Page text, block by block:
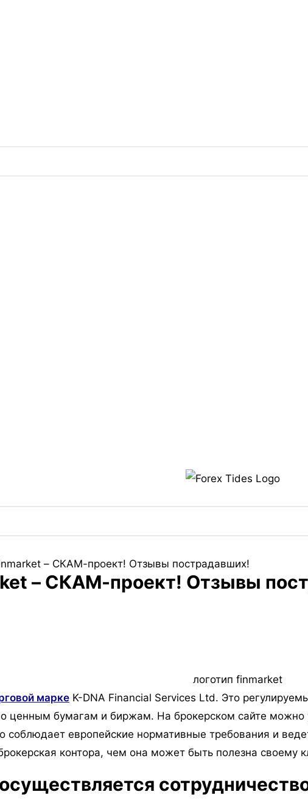
– СКАМ-проект! Отзывы пострадавших!
– СКАМ-проект! Отзывы
марке K-DNA Financial Services Ltd. Это
ценным бумагам и биржам. На брокерском сайте можно
соблюдает европейские нормативные требования и
контора, чем она может быть полезна своему